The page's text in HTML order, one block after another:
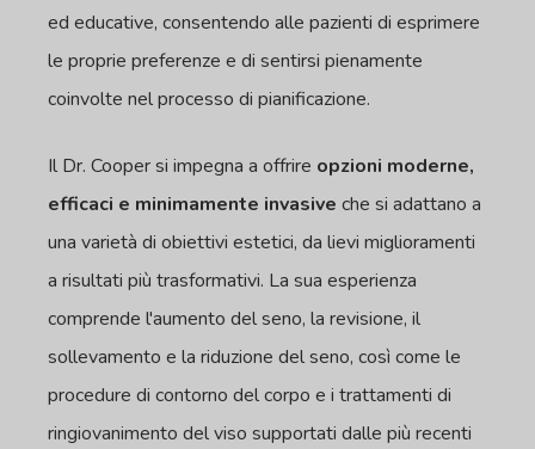
ed educative, consentendo alle pazienti di esprimere
le proprie preferenze e di sentirsi pienamente
coinvolte nel processo di pianificazione.
Il Dr. Cooper si impegna a offrire opzioni moderne,
efficaci e minimamente invasive che si adattano a
una varietà di obiettivi estetici, da lievi miglioramenti
a risultati più trasformativi. La sua esperienza
comprende l'aumento del seno, la revisione, il
sollevamento e la riduzione del seno, così come le
procedure di contorno del corpo e i trattamenti di
ringiovanimento del viso supportati dalle più recenti